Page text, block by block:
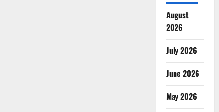
August
2026
July 2026
June 2026
May 2026